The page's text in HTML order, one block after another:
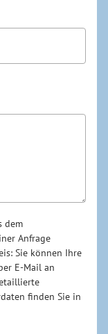
dem
Anfrage
Sie können Ihre
E-Mail an
finden Sie in